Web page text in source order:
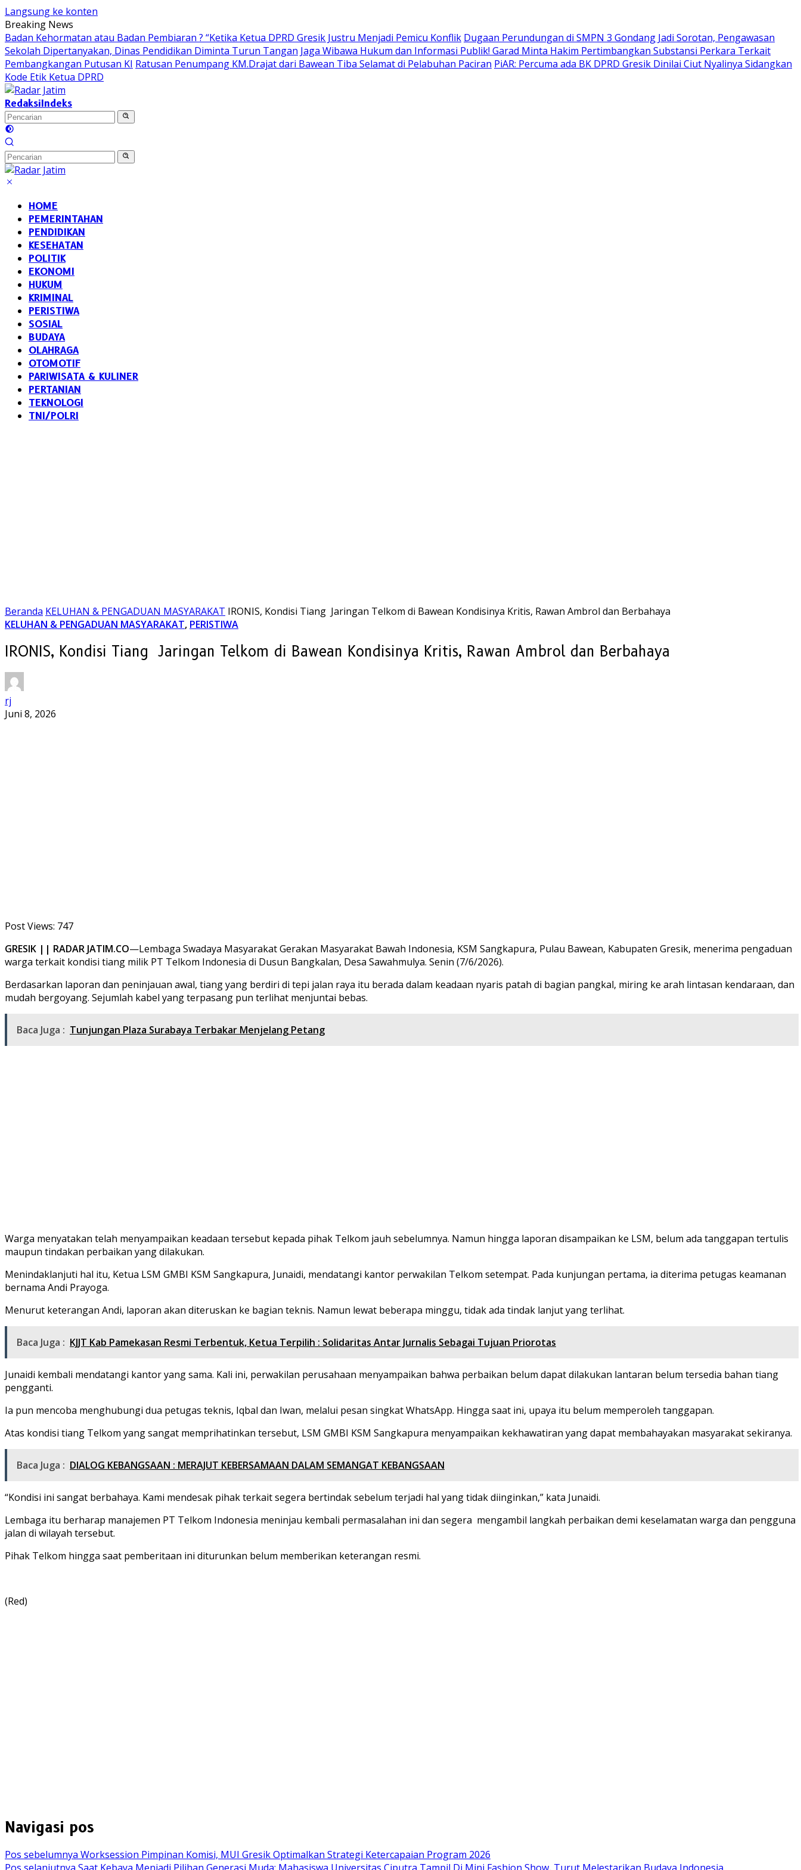
Langsung ke konten
Breaking News
Badan Kehormatan atau Badan Pembiaran ? “Ketika Ketua DPRD Gresik Justru Menjadi Pemicu Konflik Dugaan Perundungan di SMPN 3 Gondang Jadi Sorotan, Pengawasan
Sekolah Dipertanyakan, Dinas Pendidikan Diminta Turun Tangan Jaga Wibawa Hukum dan Informasi Publik! Garad Minta Hakim Pertimbangkan Substansi Perkara Terkait
Pembangkangan Putusan KI Ratusan Penumpang KM.Drajat dari Bawean Tiba Selamat di Pelabuhan Paciran PiAR: Percuma ada BK DPRD Gresik Dinilai Ciut Nyalinya Sidangkan
Kode Etik Ketua DPRD
RedaksiIndeks
HOME
PEMERINTAHAN
PENDIDIKAN
KESEHATAN
POLITIK
EKONOMI
HUKUM
KRIMINAL
PERISTIWA
SOSIAL
BUDAYA
OLAHRAGA
OTOMOTIF
PARIWISATA & KULINER
PERTANIAN
TEKNOLOGI
TNI/POLRI
Beranda KELUHAN & PENGADUAN MASYARAKAT IRONIS, Kondisi Tiang Jaringan Telkom di Bawean Kondisinya Kritis, Rawan Ambrol dan Berbahaya
KELUHAN & PENGADUAN MASYARAKAT, PERISTIWA
IRONIS, Kondisi Tiang Jaringan Telkom di Bawean Kondisinya Kritis, Rawan Ambrol dan Berbahaya
rj
Juni 8, 2026
Post Views: 747
GRESIK || RADAR JATIM.CO—Lembaga Swadaya Masyarakat Gerakan Masyarakat Bawah Indonesia, KSM Sangkapura, Pulau Bawean, Kabupaten Gresik, menerima pengaduan
warga terkait kondisi tiang milik PT Telkom Indonesia di Dusun Bangkalan, Desa Sawahmulya. Senin (7/6/2026).
Berdasarkan laporan dan peninjauan awal, tiang yang berdiri di tepi jalan raya itu berada dalam keadaan nyaris patah di bagian pangkal, miring ke arah lintasan kendaraan, dan
mudah bergoyang. Sejumlah kabel yang terpasang pun terlihat menjuntai bebas.
Baca Juga : Tunjungan Plaza Surabaya Terbakar Menjelang Petang
Warga menyatakan telah menyampaikan keadaan tersebut kepada pihak Telkom jauh sebelumnya. Namun hingga laporan disampaikan ke LSM, belum ada tanggapan tertulis
maupun tindakan perbaikan yang dilakukan.
Menindaklanjuti hal itu, Ketua LSM GMBI KSM Sangkapura, Junaidi, mendatangi kantor perwakilan Telkom setempat. Pada kunjungan pertama, ia diterima petugas keamanan
bernama Andi Prayoga.
Menurut keterangan Andi, laporan akan diteruskan ke bagian teknis. Namun lewat beberapa minggu, tidak ada tindak lanjut yang terlihat.
Baca Juga : KJJT Kab Pamekasan Resmi Terbentuk, Ketua Terpilih : Solidaritas Antar Jurnalis Sebagai Tujuan Priorotas
Junaidi kembali mendatangi kantor yang sama. Kali ini, perwakilan perusahaan menyampaikan bahwa perbaikan belum dapat dilakukan lantaran belum tersedia bahan tiang
pengganti.
Ia pun mencoba menghubungi dua petugas teknis, Iqbal dan Iwan, melalui pesan singkat WhatsApp. Hingga saat ini, upaya itu belum memperoleh tanggapan.
Atas kondisi tiang Telkom yang sangat memprihatinkan tersebut, LSM GMBI KSM Sangkapura menyampaikan kekhawatiran yang dapat membahayakan masyarakat sekiranya.
Baca Juga : DIALOG KEBANGSAAN : MERAJUT KEBERSAMAAN DALAM SEMANGAT KEBANGSAAN
“Kondisi ini sangat berbahaya. Kami mendesak pihak terkait segera bertindak sebelum terjadi hal yang tidak diinginkan,” kata Junaidi.
Lembaga itu berharap manajemen PT Telkom Indonesia meninjau kembali permasalahan ini dan segera mengambil langkah perbaikan demi keselamatan warga dan pengguna
jalan di wilayah tersebut.
Pihak Telkom hingga saat pemberitaan ini diturunkan belum memberikan keterangan resmi.
(Red)
Navigasi pos
Pos sebelumnya Worksession Pimpinan Komisi, MUI Gresik Optimalkan Strategi Ketercapaian Program 2026